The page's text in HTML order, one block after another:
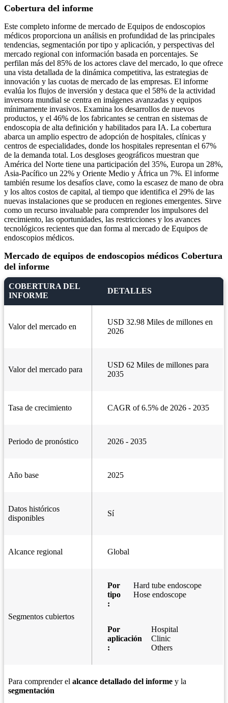
Cobertura del informe
Este completo informe de mercado de Equipos de endoscopios
médicos proporciona un análisis en profundidad de las principales
tendencias, segmentación por tipo y aplicación, y perspectivas del
mercado regional con información basada en porcentajes. Se
perfilan más del 85% de los actores clave del mercado, lo que ofrece
una vista detallada de la dinámica competitiva, las estrategias de
innovación y las cuotas de mercado de las empresas. El informe
evalúa los flujos de inversión y destaca que el 58% de la actividad
inversora mundial se centra en imágenes avanzadas y equipos
mínimamente invasivos. Examina los desarrollos de nuevos
productos, y el 46% de los fabricantes se centran en sistemas de
endoscopia de alta definición y habilitados para IA. La cobertura
abarca un amplio espectro de adopción de hospitales, clínicas y
centros de especialidades, donde los hospitales representan el 67%
de la demanda total. Los desgloses geográficos muestran que
América del Norte tiene una participación del 35%, Europa un 28%,
Asia-Pacífico un 22% y Oriente Medio y África un 7%. El informe
también resume los desafíos clave, como la escasez de mano de obra
y los altos costos de capital, al tiempo que identifica el 29% de las
nuevas instalaciones que se producen en regiones emergentes. Sirve
como un recurso invaluable para comprender los impulsores del
crecimiento, las oportunidades, las restricciones y los avances
tecnológicos recientes que dan forma al mercado de Equipos de
endoscopios médicos.
Mercado de equipos de endoscopios médicos Cobertura
del informe
COBERTURA DEL
INFORME
DETALLES
Valor del mercado en
USD 32.98 Miles de millones en
2026
Valor del mercado para
USD 62 Miles de millones para
2035
Tasa de crecimiento CAGR of 6.5% de 2026 - 2035
Periodo de pronóstico 2026 - 2035
Año base 2025
Datos históricos
disponibles
Sí
Alcance regional Global
Segmentos cubiertos
Por
tipo
:
Hard tube endoscope
Hose endoscope
Por
aplicación
:
Hospital
Clinic
Others
Para comprender el alcance detallado del informe y la
segmentación